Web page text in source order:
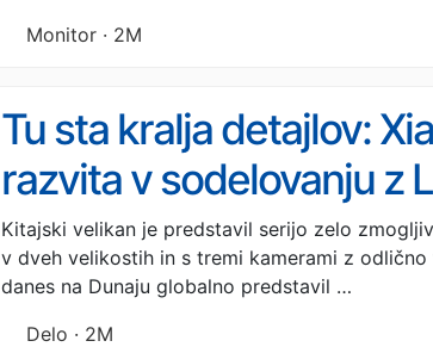
Monitor · 2M
Tu sta kralja detajlov:
razvita v sodelovanju z
Kitajski velikan je predstavil serijo zelo
v dveh velikostih in s tremi kamerami z
danes na Dunaju globalno predstavil …
Delo · 2M